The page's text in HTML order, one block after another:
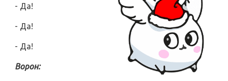
- Да!
- Да!
- Да!
Ворон: